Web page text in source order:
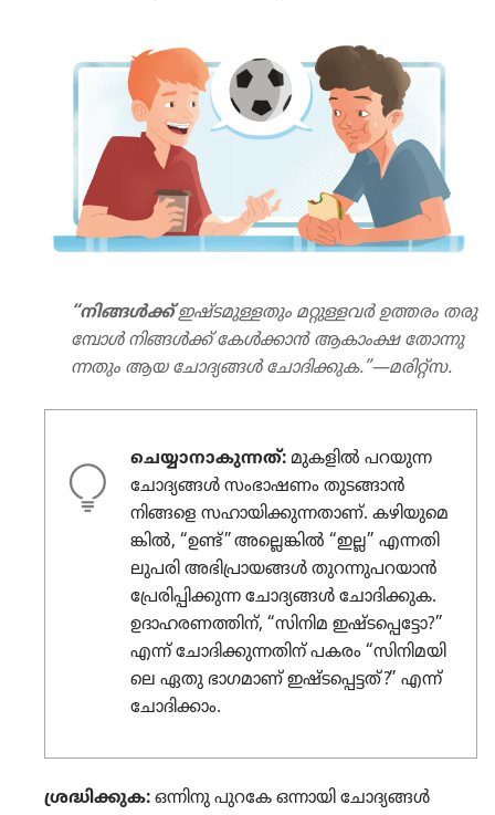
“നിങ്ങൾക്ക്‌ഇഷ്ടമു​ള്ള​തും മറ്റുള്ളവർ ഉത്തരം തരു​
മ്പോൾ നിങ്ങൾക്ക്‌ കേൾക്കാൻ ആകാംക്ഷ തോന്നു​
ന്ന​തും ആയ ചോദ്യ​ങ്ങൾ ചോദി​ക്കുക.”—മരിറ്റ്‌സ.
ചെയ്യാനാകുന്നത്‌:മുകളിൽ പറയുന്ന
ചോദ്യ​ങ്ങൾ സംഭാ​ഷണം തുടങ്ങാൻ
നിങ്ങളെ സഹായി​ക്കു​ന്ന​താണ്‌. കഴിയു​മെ​
ങ്കിൽ, “ഉണ്ട്‌” അല്ലെങ്കിൽ “ഇല്ല” എന്നതി​
ലു​പരി അഭി​പ്രാ​യങ്ങൾ തുറന്നു​പ​റ​യാൻ
പ്രേരി​പ്പി​ക്കുന്ന ചോദ്യ​ങ്ങൾ ചോദി​ക്കുക.
ഉദാഹ​ര​ണ​ത്തിന്‌, “സിനിമ ഇഷ്ടപ്പെ​ട്ടോ?”
എന്ന്‌ ചോദി​ക്കു​ന്ന​തിന്‌ പകരം “സിനി​മ​യി​
ലെ ഏതു ഭാഗമാണ്‌ ഇഷ്ടപ്പെ​ട്ടത്‌?” എന്ന്‌
ചോദി​ക്കാം.
ശ്രദ്ധി​ക്കു​ക: ഒന്നിനു പുറകേ ഒന്നായി ചോദ്യ​ങ്ങൾ